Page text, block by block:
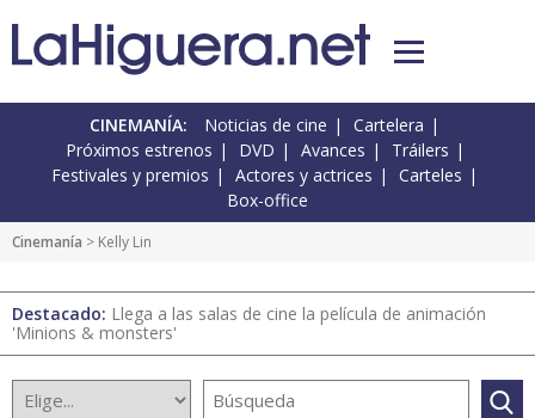
CINEMANÍA: Noticias de cine
Cartelera
Próximos estrenos
DVD Avances
Tráilers
Festivales y premios
Actores y actrices
Carteles
Box-office
Cinemanía > Kelly Lin
Destacado: Llega a las salas de cine la película de animación
'Minions & monsters'